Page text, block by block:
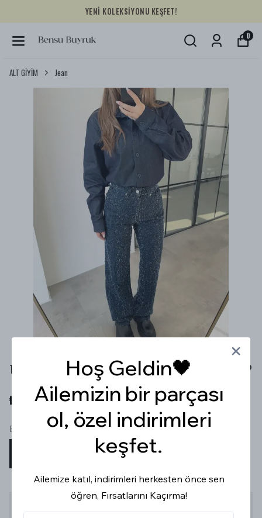
YENİ KOLEKSİYONU KEŞFET!
0
ALT GİYİM Jean
TIRTIKLI KOYU LACİVERT STRAİGHT JEAN
₺ 1,199.99
Beden
38/M 40/L
Stoğa Gelince Haber Ver
Hoş Geldin🖤
Ailemizin bir parçası
ol, özel indirimleri
keşfet.
Ailemize katıl, indirimleri herkesten önce sen
öğren, Fırsatlarını Kaçırma!